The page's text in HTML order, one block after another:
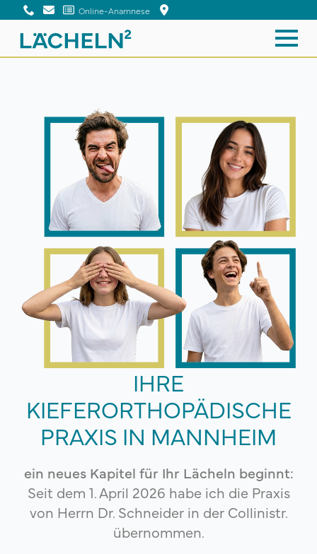
Online-Anamnese
IHRE
KIEFERORTHOPÄDISCHE
PRAXIS IN MANNHEIM
ein neues Kapitel für Ihr Lächeln beginnt:
Seit dem 1. April 2026 habe ich die Praxis
von Herrn Dr. Schneider in der Collinistr.
übernommen.